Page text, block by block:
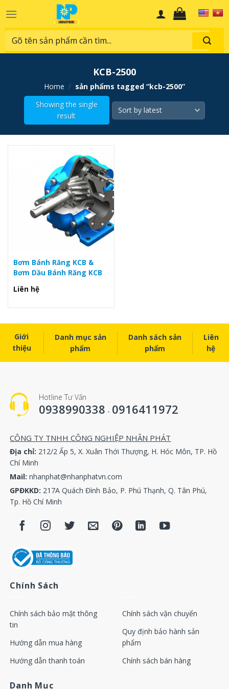
to
content
Search
for:
KCB-2500
home / sản phẩms tagged “kcb-2500”
Showing the single
result
Bơm Bánh Răng KCB &
Bơm Dầu Bánh Răng KCB
Liên hệ
Giới
thiệu
Danh mục sản
phẩm
Danh sách sản
phẩm
Liên
hệ
Hotline Tư Vấn
0938990338 - 0916411972
CÔNG TY TNHH CÔNG NGHIỆP NHÂN PHÁT
Địa chỉ: 212/2 Ấp 5, X. Xuân Thới Thượng, H. Hóc Môn, TP. Hồ
Chí Minh
Mail:nhanphat@nhanphatvn.com
GPĐKKD: 217A Quách Đình Bảo, P. Phú Thạnh, Q. Tân Phú,
Tp. Hồ Chí Minh
Chính Sách
Chính sách bảo mật thông
tin
Hướng dẫn mua hàng
Hướng dẫn thanh toán
Chính sách vận chuyển
Quy định bảo hành sản
phẩm
Chính sách bán hàng
Danh Mục